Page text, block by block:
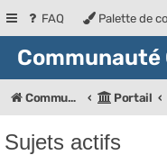
FAQ Palette de
Communauté
Communauté OXyGeN Portail
Sujets actifs